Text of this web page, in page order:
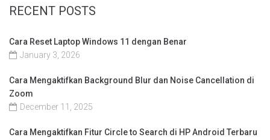
RECENT POSTS
Cara Reset Laptop Windows 11 dengan Benar
January 3, 2026
Cara Mengaktifkan Background Blur dan Noise Cancellation di
Zoom
December 11, 2025
Cara Mengaktifkan Fitur Circle to Search di HP Android Terbaru